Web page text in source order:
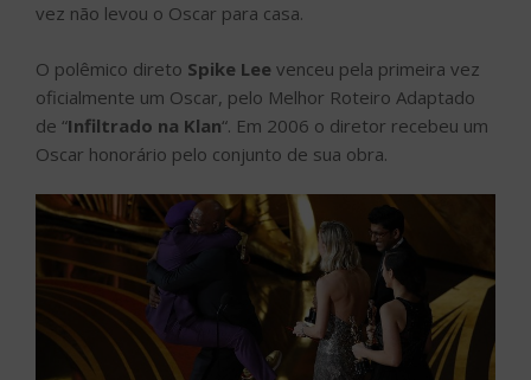
vez não levou o Oscar para casa.
O polêmico direto Spike Lee venceu pela primeira vez
oficialmente um Oscar, pelo Melhor Roteiro Adaptado
de “Infiltrado na Klan“. Em 2006 o diretor recebeu um
Oscar honorário pelo conjunto de sua obra.